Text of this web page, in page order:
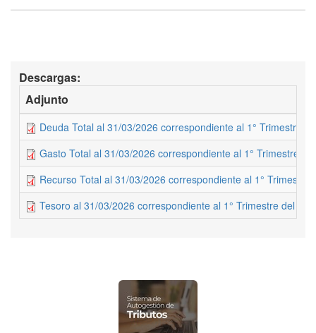
Descargas:
Adjunto
Deuda Total al 31/03/2026 correspondiente al 1° Trimestre
Gasto Total al 31/03/2026 correspondiente al 1° Trimestre
Recurso Total al 31/03/2026 correspondiente al 1° Trimestre
Tesoro al 31/03/2026 correspondiente al 1° Trimestre del